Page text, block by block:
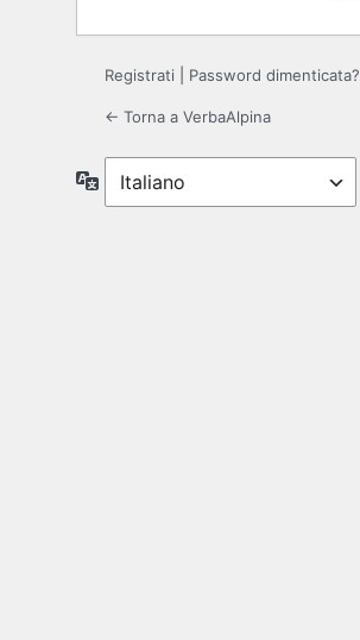
Registrati Password dimenticata?
← Torna a VerbaAlpina
Lingua